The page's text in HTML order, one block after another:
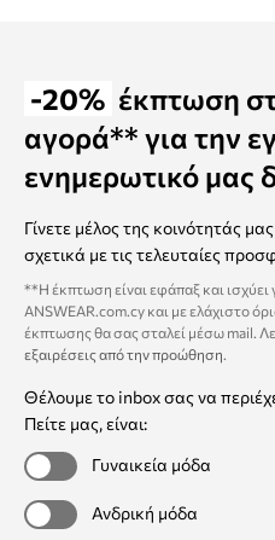
-20% έκπτωση
αγορά** για την
ενημερωτικό μας
Γίνετε μέλος της κοινότητάς
σχετικά με τις τελευταίες
**Η έκπτωση είναι εφάπαξ και ισχύει
ANSWEAR.com.cy και με ελάχιστο
έκπτωσης θα σας σταλεί μέσω mail.
εξαιρέσεις από την προώθηση.
Θέλουμε το inbox σας να
Πείτε μας, είναι:
Γυναικεία μόδα
Ανδρική μόδα